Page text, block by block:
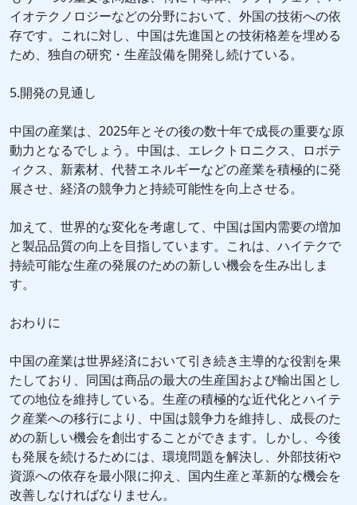
イオテクノロジーなどの分野において、外国の技術への依
存です。これに対し、中国は先進国との技術格差を埋める
ため、独自の研究・生産設備を開発し続けている。
5.開発の見通し
中国の産業は、2025年とその後の数十年で成長の重要な原
動力となるでしょう。中国は、エレクトロニクス、ロボテ
ィクス、新素材、代替エネルギーなどの産業を積極的に発
展させ、経済の競争力と持続可能性を向上させる。
加えて、世界的な変化を考慮して、中国は国内需要の増加
と製品品質の向上を目指しています。これは、ハイテクで
持続可能な生産の発展のための新しい機会を生み出しま
す。
おわりに
中国の産業は世界経済において引き続き主導的な役割を果
たしており、同国は商品の最大の生産国および輸出国とし
ての地位を維持している。生産の積極的な近代化とハイテ
ク産業への移行により、中国は競争力を維持し、成長のた
めの新しい機会を創出することができます。しかし、今後
も発展を続けるためには、環境問題を解決し、外部技術や
資源への依存を最小限に抑え、国内生産と革新的な機会を
改善しなければなりません。